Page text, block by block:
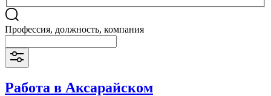
Профессия, должность, компания
Работа в Аксарайском